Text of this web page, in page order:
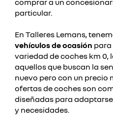
comprar a un
particular.
En Talleres Lemans,
vehículos de ocasión para
variedad de coches km
aquellos que buscan la
nuevo pero con un precio
ofertas de coches son
diseñadas para
y necesidades.